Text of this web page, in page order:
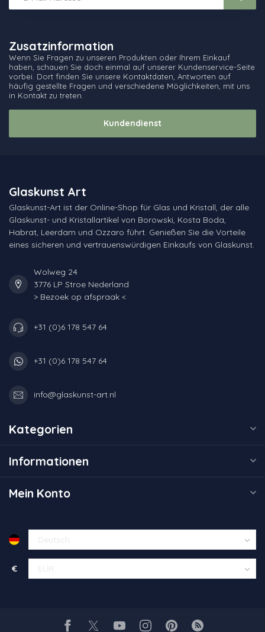
Zusatzinformation
Wenn Sie Fragen zu unseren Produkten oder Ihrem Einkauf
haben, schauen Sie doch einmal auf unserer Kundenservice-Seite
vorbei. Dort finden Sie unsere Kontaktdaten, Antworten auf
häufig gestellte Fragen und verschiedene Möglichkeiten, mit uns
in Kontakt zu treten.
Kundendienst
Glaskunst Art
Glaskunst-Art ist der Online-Shop für Glas und Kristall, der alle
Glaskunst- und Kristallartikel von Borowski, Kosta Boda,
Habrat, Leerdam und Ozzaro führt. Genießen Sie die Vorteile
eines sicheren und vertrauenswürdigen Einkaufs von Glaskunst.
Wolweg 24
3776 LP Stroe Nederland
> Bezoek op afspraak <
+31 (0)6 178 547 64
+31 (0)6 178 547 64
info@glaskunst-art.nl
Kategorien
Informationen
Mein Konto
€